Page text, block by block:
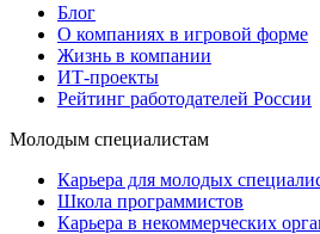
Блог
О компаниях в игровой форме
Жизнь в компании
ИТ-проекты
Рейтинг работодателей России
Молодым специалистам
Карьера для молодых
Школа программистов
Карьера в некоммерческих